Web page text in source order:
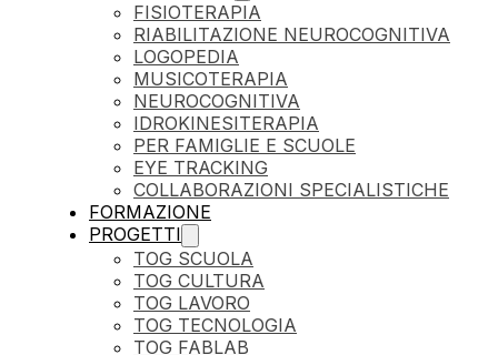
FISIOTERAPIA
RIABILITAZIONE NEUROCOGNITIVA
LOGOPEDIA
MUSICOTERAPIA
NEUROCOGNITIVA
IDROKINESITERAPIA
PER FAMIGLIE E SCUOLE
EYE TRACKING
COLLABORAZIONI SPECIALISTICHE
FORMAZIONE
PROGETTI
TOG SCUOLA
TOG CULTURA
TOG LAVORO
TOG TECNOLOGIA
TOG FABLAB